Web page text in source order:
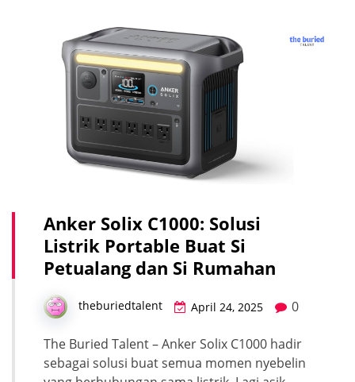
Anker Solix C1000: Solusi
Listrik Portable Buat Si
Petualang dan Si Rumahan
theburiedtalent April 24, 2025 0
The Buried Talent – Anker Solix C1000 hadir
sebagai solusi buat semua momen nyebelin